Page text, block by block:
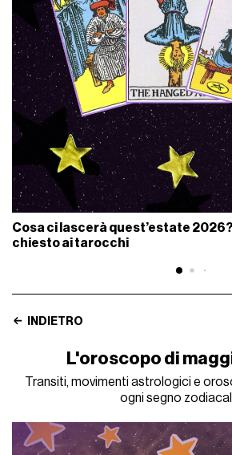
Cosa ci lascerà quest’estate
chiesto ai tarocchi
INDIETRO
L'oroscopo di
Transiti, movimenti astrologici e
ogni segno